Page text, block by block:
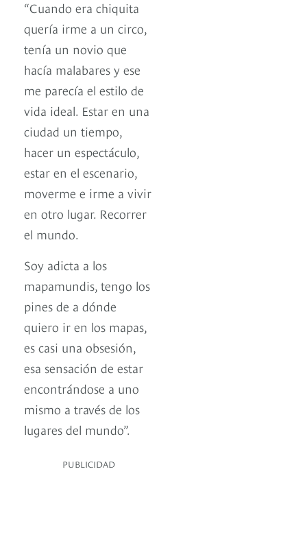
“Cuando era chiquita
quería irme a un circo,
tenía un novio que
hacía malabares y ese
me parecía el estilo de
vida ideal. Estar en una
ciudad un tiempo,
hacer un espectáculo,
estar en el escenario,
moverme e irme a vivir
en otro lugar. Recorrer
el mundo.
Soy adicta a los
mapamundis, tengo los
pines de a dónde
quiero ir en los mapas,
es casi una obsesión,
esa sensación de estar
encontrándose a uno
mismo a través de los
lugares del mundo”.
PUBLICIDAD